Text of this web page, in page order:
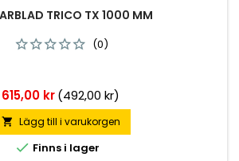
TRICO TX 1000 MM
(0)
Pris
615,00 kr(492,00 kr)
 Lägg till i varukorgen
 Finns i lager